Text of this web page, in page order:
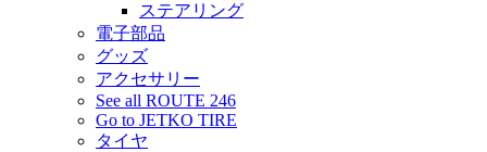
ステアリング
電子部品
グッズ
アクセサリー
See all ROUTE 246
Go to JETKO TIRE
タイヤ